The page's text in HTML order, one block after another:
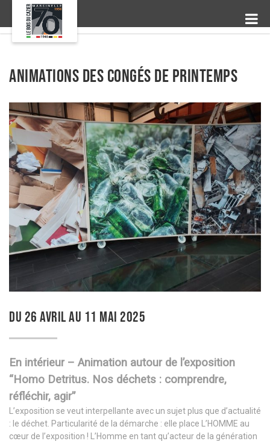
Animations des congés de printemps
DU 26 AVRIL AU 11 MAI 2025
En intérieur – Animation autour de l’exposition
“Homo Detritus. Nos déchets : comprendre,
réfléchir, agir”
L’exposition se veut interpellante avec un sujet plus que d’actualité
: le déchet. Particularité de la démarche : elle place L’HOMME au
cœur de l’exposition ! L’Homme en tant qu’acteur de la génération